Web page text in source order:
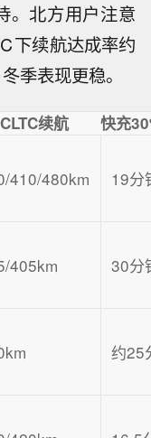
。北方用户注意
续航达成率约
季表现更稳。
CLTC续航 快充
410/480km 19分
405km 30分
约25